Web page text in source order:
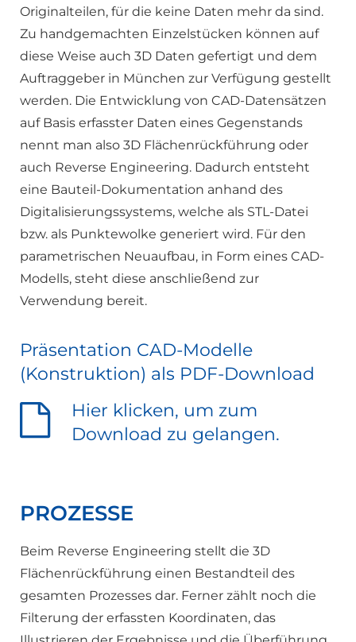
Originalteilen, für die keine Daten mehr da sind.
Zu handgemachten Einzelstücken können auf
diese Weise auch 3D Daten gefertigt und dem
Auftraggeber in München zur Verfügung gestellt
werden. Die Entwicklung von CAD-Datensätzen
auf Basis erfasster Daten eines Gegenstands
nennt man also 3D Flächenrückführung oder
auch Reverse Engineering. Dadurch entsteht
eine Bauteil-Dokumentation anhand des
Digitalisierungssystems, welche als STL-Datei
bzw. als Punktewolke generiert wird. Für den
parametrischen Neuaufbau, in Form eines CAD-
Modells, steht diese anschließend zur
Verwendung bereit.
Präsentation CAD-Modelle
(Konstruktion) als PDF-Download
Hier klicken, um zum
Download zu gelangen.
PROZESSE
Beim Reverse Engineering stellt die 3D
Flächenrückführung einen Bestandteil des
gesamten Prozesses dar. Ferner zählt noch die
Filterung der erfassten Koordinaten, das